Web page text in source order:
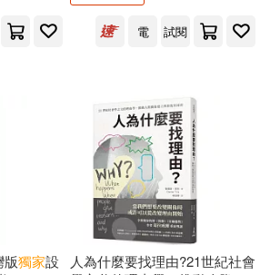
吳若權(2)
夏川草介(2)
中心(2)
電 試閱
版獨家設
人為什麼要找理由?21世紀社會